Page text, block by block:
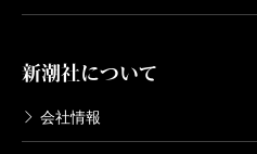
新潮社について
会社情報